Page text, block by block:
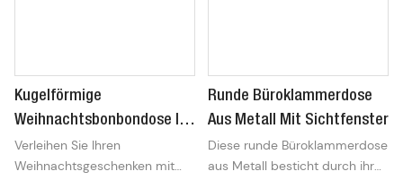
verschiedenen Größen für
einzelne oder mehrere Uhren,
mit individuellem Aufdruck für
Ihr Branding. Ideal für
Uhrenhersteller, Geschenksets
ist sie die ideale Verpackung
für Pralinen, Kekse, Bonbons
und exklusive Geschenke. Sie
ist mit individuell gestaltbarem
Offsetdruck und Prägung
Kugelförmige
Weihnachtsbonbondose |
Lebensmittelechter
Metall-Geschenkbehälter
Verleihen Sie Ihren
Weihnachtsgeschenken mit
Runde Büroklammerdose
Aus Metall Mit Sichtfenster
Diese runde Büroklammerdose
aus Metall besticht durch ihr